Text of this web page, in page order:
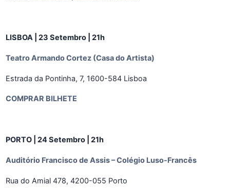
LISBOA | 23 Setembro | 21h
Teatro Armando Cortez (Casa do Artista)
Estrada da Pontinha, 7, 1600-584 Lisboa
COMPRAR BILHETE
PORTO | 24 Setembro | 21h
Auditório Francisco de Assis – Colégio Luso-Francês
Rua do Amial 478, 4200-055 Porto